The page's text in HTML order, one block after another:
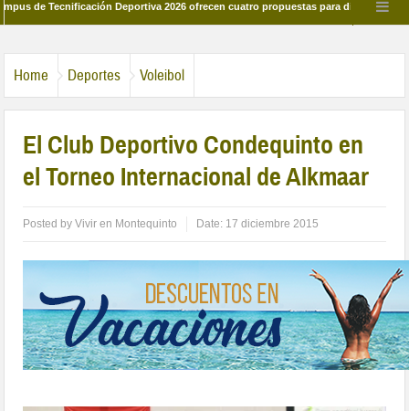
Tecnificación Deportiva 2026 ofrecen cuatro propuestas para disfrutar del deporte
Home Deportes Voleibol
El Club Deportivo Condequinto en
el Torneo Internacional de Alkmaar
Posted byVivir en Montequinto Date: 17 diciembre 2015